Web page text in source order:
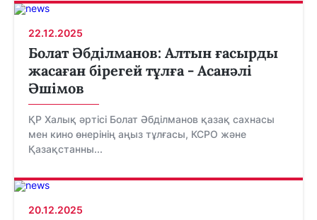
22.12.2025
Болат Әбділманов: Алтын ғасырды
жасаған бірегей тұлға - Асанәлі
Әшімов
ҚР Халық әртісі Болат Әбділманов қазақ сахнасы
мен кино өнерінің аңыз тұлғасы, КСРО және
Қазақстанны...
20.12.2025